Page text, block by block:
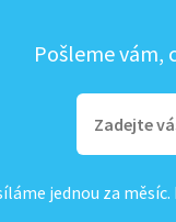
Pošleme vám,
jednou za